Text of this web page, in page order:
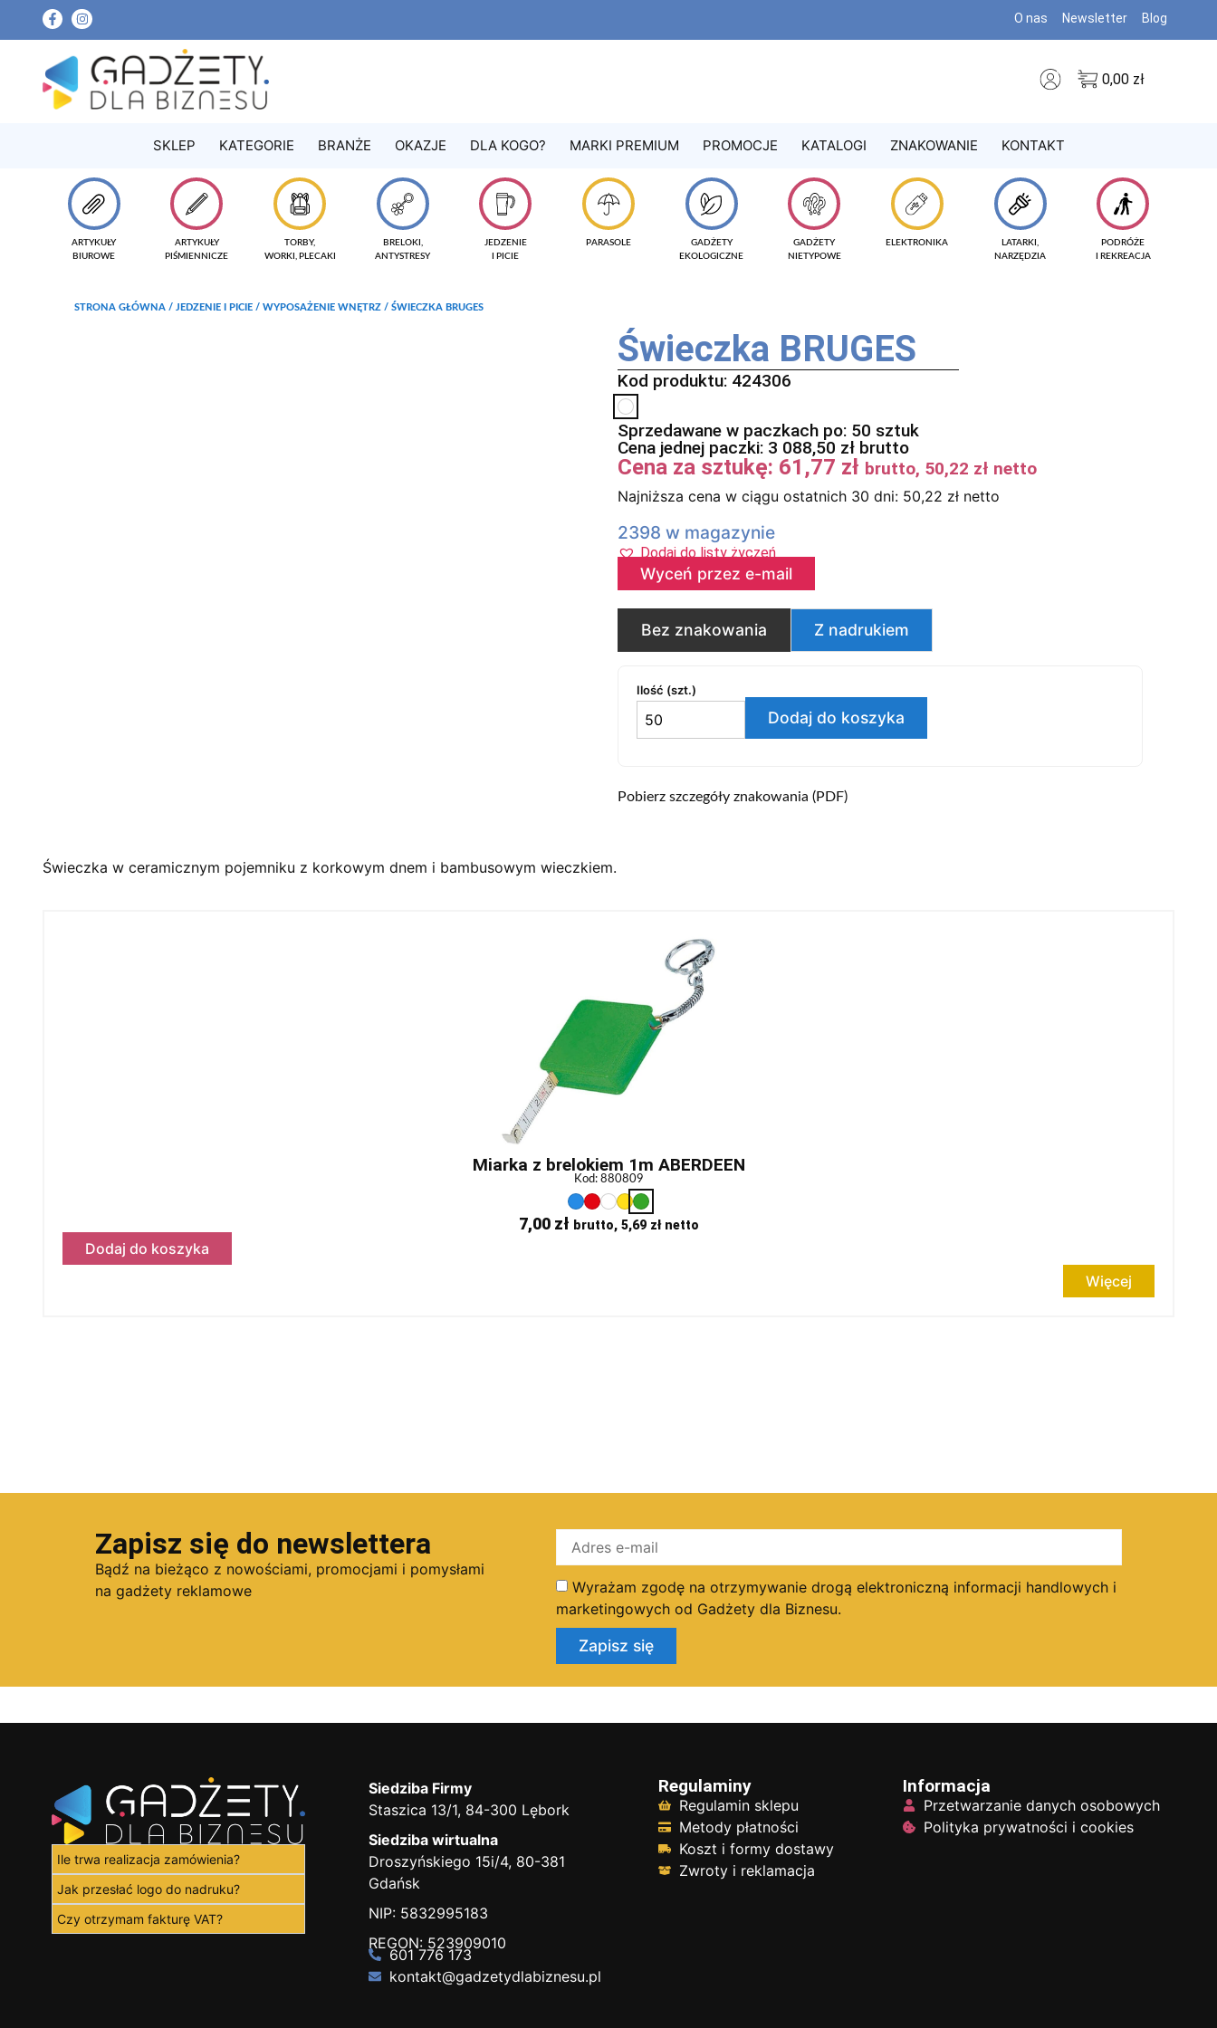
O nas Newsletter Blog
0,00 zł
SKLEP KATEGORIE BRANŻE OKAZJE DLA KOGO? MARKI PREMIUM PROMOCJE KATALOGI ZNAKOWANIE KONTAKT
ARTYKUŁY
BIUROWE
ARTYKUŁY
PIŚMIENNICZE
TORBY,
WORKI, PLECAKI
BRELOKI,
ANTYSTRESY
JEDZENIE
I PICIE
PARASOLE
GADŻETY
EKOLOGICZNE
GADŻETY
NIETYPOWE
ELEKTRONIKA
LATARKI,
NARZĘDZIA
PODRÓŻE
I REKREACJA
STRONA GŁÓWNA / JEDZENIE I PICIE / WYPOSAŻENIE WNĘTRZ / ŚWIECZKA BRUGES
Świeczka BRUGES
Kod produktu: 424306
Sprzedawane w paczkach po: 50 sztuk
Cena jednej paczki: 3 088,50 zł brutto
Cena za sztukę: 61,77 zł brutto, 50,22 zł netto
Najniższa cena w ciągu ostatnich 30 dni: 50,22 zł netto
2398 w magazynie
Dodaj do listy życzeń
Wyceń przez e-mail
Bez znakowania Z nadrukiem
Ilość (szt.)
Dodaj do koszyka
Pobierz szczegóły znakowania (PDF)
Świeczka w ceramicznym pojemniku z korkowym dnem i bambusowym wieczkiem.
Miarka z brelokiem 1m ABERDEEN
Kod: 880809
7,00 zł brutto, 5,69 złnetto
Dodaj do koszyka
Więcej
Zapisz się do newslettera
Bądź na bieżąco z nowościami, promocjami i pomysłami
na gadżety reklamowe
Wyrażam zgodę na otrzymywanie drogą elektroniczną informacji handlowych i
marketingowych od Gadżety dla Biznesu.
Zapisz się
Ile trwa realizacja zamówienia?
Jak przesłać logo do nadruku?
Czy otrzymam fakturę VAT?
Siedziba Firmy
Staszica 13/1, 84-300 Lębork
Siedziba wirtualna
Droszyńskiego 15i/4, 80-381
Gdańsk
NIP: 5832995183
REGON: 523909010
601 776 173
kontakt@gadzetydlabiznesu.pl
Regulaminy
Regulamin sklepu
Metody płatności
Koszt i formy dostawy
Zwroty i reklamacja
Informacja
Przetwarzanie danych osobowych
Polityka prywatności i cookies